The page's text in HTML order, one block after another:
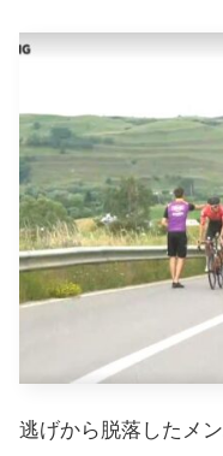
逃げから脱落したメ